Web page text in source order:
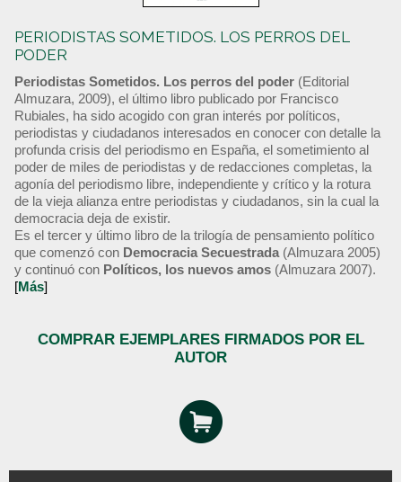
PERIODISTAS SOMETIDOS. LOS PERROS DEL
PODER
Periodistas Sometidos. Los perros del poder (Editorial
Almuzara, 2009), el último libro publicado por Francisco
Rubiales, ha sido acogido con gran interés por políticos,
periodistas y ciudadanos interesados en conocer con detalle la
profunda crisis del periodismo en España, el sometimiento al
poder de miles de periodistas y de redacciones completas, la
agonía del periodismo libre, independiente y crítico y la rotura
de la vieja alianza entre periodistas y ciudadanos, sin la cual la
democracia deja de existir.
Es el tercer y último libro de la trilogía de pensamiento político
que comenzó con Democracia Secuestrada (Almuzara 2005)
y continuó con Políticos, los nuevos amos (Almuzara 2007).
[Más]
COMPRAR EJEMPLARES FIRMADOS POR EL
AUTOR